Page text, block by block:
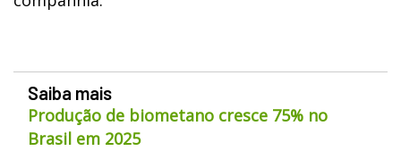
Saiba mais
Produção de biometano cresce 75% no
Brasil em 2025